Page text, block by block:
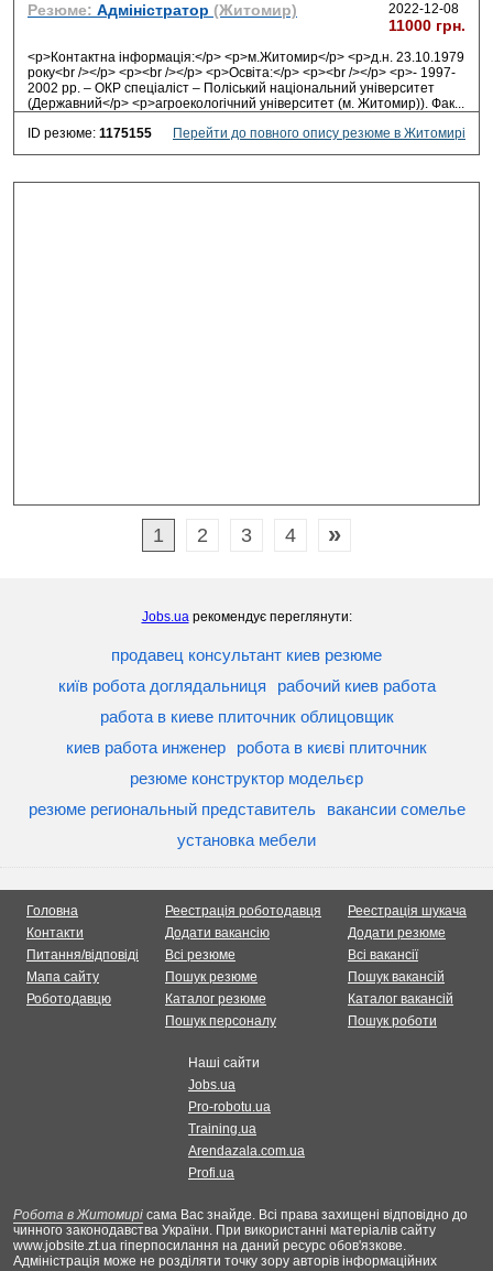
Резюме: Адміністратор (Житомир) 2022-12-08
11000 грн.
<p>Контактна інформація:</p> <p>м.Житомир</p> <p>д.н. 23.10.1979
року<br /></p> <p><br /></p> <p>Освіта:</p> <p><br /></p> <p>- 1997-
2002 рр. – ОКР спеціаліст – Поліський національний університет
(Державний</p> <p>агроекологічний університет (м. Житомир)). Фак...
ID резюме: 1175155 Перейти до повного опису резюме в Житомирі
1 2 3 4 »
Jobs.uaрекомендує переглянути:
продавец консультант киев резюме
київ робота доглядальниця
рабочий киев работа
работа в киеве плиточник облицовщик
киев работа инженер
робота в києві плиточник
резюме конструктор модельєр
резюме региональный представитель
вакансии сомелье
установка мебели
Головна
Контакти
Питання/відповіді
Мапа сайту
Роботодавцю
Реестрація роботодавця
Додати вакансію
Всі резюме
Пошук резюме
Каталог резюме
Пошук персоналу
Реестрація шукача
Додати резюме
Всі вакансії
Пошук вакансій
Каталог вакансій
Пошук роботи
Наші сайти
Jobs.ua
Pro-robotu.ua
Training.ua
Arendazala.com.ua
Profi.ua
Робота в Житомирі сама Вас знайде. Всі права захищені відповідно до
чинного законодавства України. При використанні матеріалів сайту
www.jobsite.zt.ua гіперпосилання на даний ресурс обов'язкове.
Адміністрація може не розділяти точку зору авторів інформаційних